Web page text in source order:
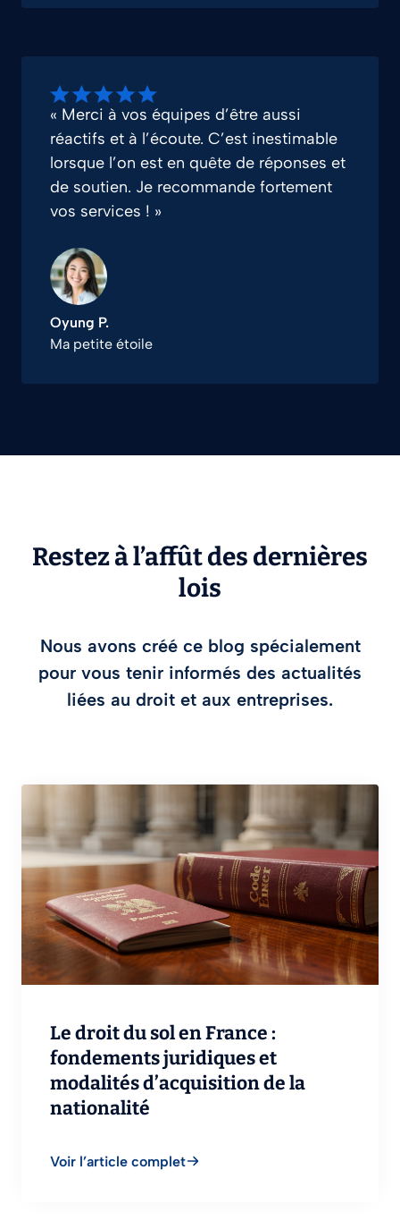
« Merci à vos équipes d’être aussi
réactifs et à l’écoute. C’est inestimable
lorsque l’on est en quête de réponses et
de soutien. Je recommande fortement
vos services ! »
Oyung P.
Ma petite étoile
Restez à l’affût des dernières
lois
Nous avons créé ce blog spécialement
pour vous tenir informés des actualités
liées au droit et aux entreprises.
Le droit du sol en France :
fondements juridiques et
modalités d’acquisition de la
nationalité
Voir l’article complet